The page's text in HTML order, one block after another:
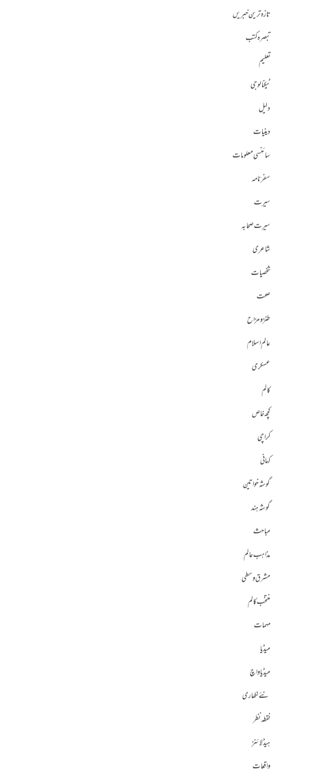
تازہ ترین خبریں
تبصرہ کتب
تعلیم
ٹیکنالوجی
دلیل
دینیات
سائنسی معلومات
سفرنامہ
سیرت
سیرت صحابہ
شاعری
شخصیات
صحت
طنز و مزاح
عالم اسلام
عسکری
کالم
کچھ خاص
کراچی
کہانی
گوشہ خواتین
گوشہ ہند
مباحث
مذاہب عالم
مشرق وسطی
منتخب کالم
مہمات
میڈیا
میڈیا واچ
نئے لکھاری
نقطہ نظر
ہیڈلائنز
واقعات